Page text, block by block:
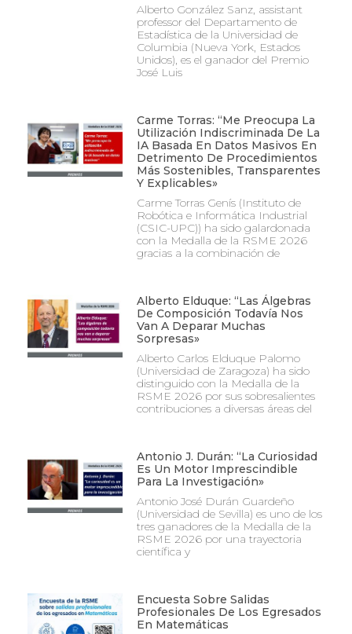
Alberto González Sanz, assistant
professor del Departamento de
Estadística de la Universidad de
Columbia (Nueva York, Estados
Unidos), es el ganador del Premio
José Luis
Carme Torras: “Me Preocupa La
Utilización Indiscriminada De La
IA Basada En Datos Masivos En
Detrimento De Procedimientos
Más Sostenibles, Transparentes
Y Explicables»
Carme Torras Genís (Instituto de
Robótica e Informática Industrial
(CSIC-UPC)) ha sido galardonada
con la Medalla de la RSME 2026
gracias a la combinación de
Alberto Elduque: “Las Álgebras
De Composición Todavía Nos
Van A Deparar Muchas
Sorpresas»
Alberto Carlos Elduque Palomo
(Universidad de Zaragoza) ha sido
distinguido con la Medalla de la
RSME 2026 por sus sobresalientes
contribuciones a diversas áreas del
Antonio J. Durán: “La Curiosidad
Es Un Motor Imprescindible
Para La Investigación»
Antonio José Durán Guardeño
(Universidad de Sevilla) es uno de los
tres ganadores de la Medalla de la
RSME 2026 por una trayectoria
científica y
Encuesta Sobre Salidas
Profesionales De Los Egresados
En Matemáticas